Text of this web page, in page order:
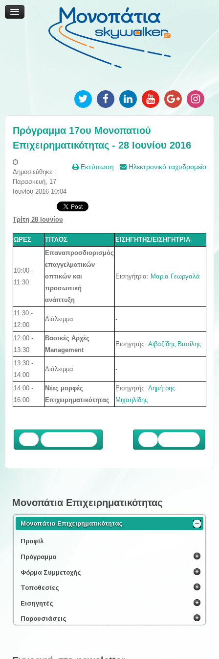
Μονοπάτια Καινοτομίας
Μονοπάτια Τοπικής Ανάπτυξης
Ανακοινώσεις
Φωτογραφίες
Πρόγραμμα 17ου Μονοπατιού
Επιχειρηματικότητας - 28 Ιουνίου 2016
Εκτύπωση Ηλεκτρονικό ταχυδρομείο
Δημοσιεύθηκε :
Παρασκευή, 17
Ιουνίου 2016 10:04
Tρίτη 28 Ιουνίου
ΩΡΕΣ ΤΙΤΛΟΣ ΕΙΣΗΓΗΤΗΣ/ΕΙΣΗΓΗΤΡΙΑ
10:00 -
11:30
Επαναπροσδιορισμός
επαγγελματικών
οπτικών και
προσωπική
ανάπτυξη
Εισηγήτρια: Μαρία Γεωργαλά
11:30 -
12:00
Διάλειμμα -
12:00 -
13:30
Βασικές Αρχές
Management
Εισηγητής: Αϊβαζίδης Βασίλης
13:30 -
14:00
Διάλειμμα -
14:00 -
16:00
Νέες μορφές
Επιχειρηματικότητας
Εισηγητής: Δημήτρης
Μιχαηλίδης
Μονοπάτια Επιχειρηματικότητας
Μονοπάτια Επιχειρηματικότητας
Προφίλ
Πρόγραμμα
Φόρμα Συμμετοχής
Τοποθεσίες
Εισηγητές
Παρουσιάσεις